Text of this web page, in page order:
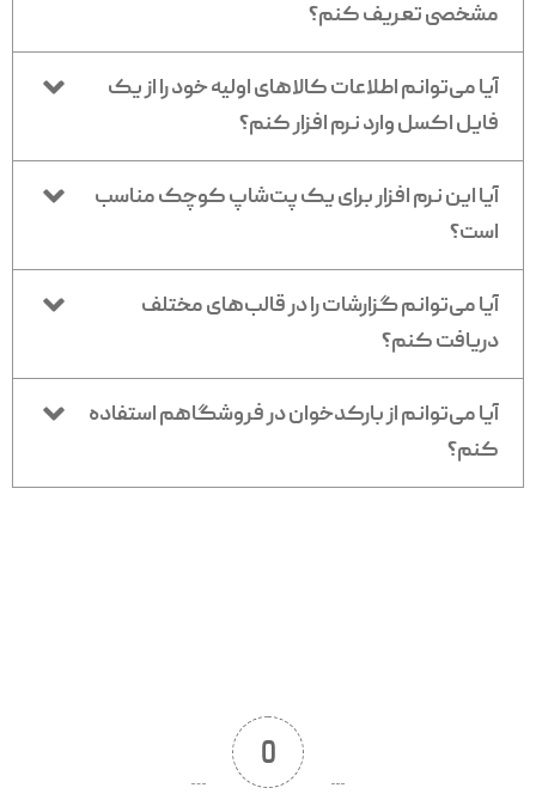
مشخصی تعریف کنم؟
آیا می‌توانم اطلاعات کالاهای اولیه خود را از یک
فایل اکسل وارد نرم افزار کنم؟
آیا این نرم افزار برای یک پت‌شاپ کوچک مناسب
است؟
آیا می‌توانم گزارشات را در قالب‌های مختلف
دریافت کنم؟
آیا می‌توانم از بارکدخوان در فروشگاهم استفاده
کنم؟
0